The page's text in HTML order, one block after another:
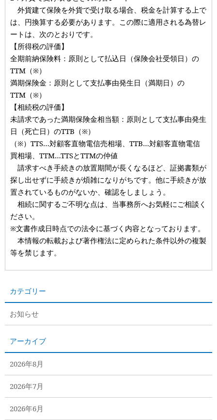
外貨建て保険を外貨で受け取る場合、税金を計算する上で
は、円換算する必要があります。この際に適用される為替レ
ートは、次のとおりです。
【所得税の評価】
全期前納保険料：原則として払込日（保険会社受領日）の
TTM（※）
満期保険金：原則として支払事由発生日（満期日）の
TTM（※）
【相続税の評価】
未請求であった満期保険金相当額：原則として支払事由発生
日（死亡日）のTTB（※）
（※）TTS…対顧客直物電信売相場、TTB…対顧客直物電信
買相場、TTM…TTSとTTMの仲値
請求すべき手続きの放置期間が長くなるほど、証拠書類が
探し出せずに手続きが煩雑になりがちです。他に手続きが放
置されているものがないか、確認をしましょう。
相続に関するご不明な点は、当事務所へお気軽にご相談く
ださい。
※文書作成日時点での法令に基づく内容となっております。
本情報の転載および著作権法に定められた条件以外の複製
等を禁じます。
カテゴリー
お知らせ
アーカイブ
2026年8月
2026年7月
2026年6月